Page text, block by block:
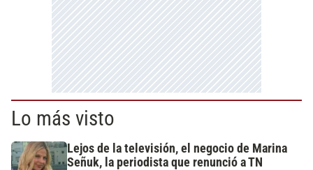
Lo más visto
Lejos de la televisión, el negocio de Marina
Señuk, la periodista que renunció a TN